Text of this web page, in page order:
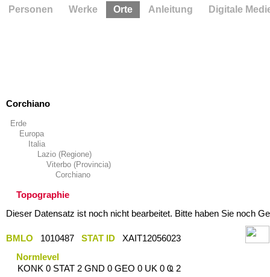
Corchiano
Erde
Europa
Italia
Lazio (Regione)
Viterbo (Provincia)
Corchiano
Topographie
Dieser Datensatz ist noch nicht bearbeitet. Bitte haben Sie noch
BMLO 1010487 STAT ID
XAIT12056023
Normlevel
KONK 0 STAT 2 GND 0 GEO 0 UK 0 Ҩ 2
Personen Werke Orte Anleitung Digitale